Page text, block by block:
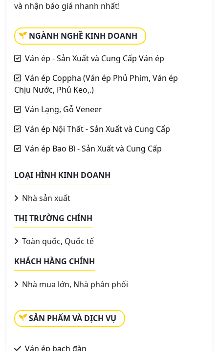
và nhận báo giá nhanh nhất!
NGÀNH NGHỀ KINH DOANH
Ván ép - Sản Xuất và Cung Cấp Ván ép
Ván ép Coppha (Ván ép Phủ Phim, Ván ép
Chịu Nước, Phủ Keo,.)
Ván Lạng, Gỗ Veneer
Ván ép Nội Thất - Sản Xuất và Cung Cấp
Ván ép Bao Bì - Sản Xuất và Cung Cấp
LOẠI HÌNH KINH DOANH
Nhà sản xuất
THỊ TRƯỜNG CHÍNH
Toàn quốc, Quốc tế
KHÁCH HÀNG CHÍNH
Nhà mua lớn, Nhà phân phối
SẢN PHẨM VÀ DỊCH VỤ
Ván ép bạch đàn